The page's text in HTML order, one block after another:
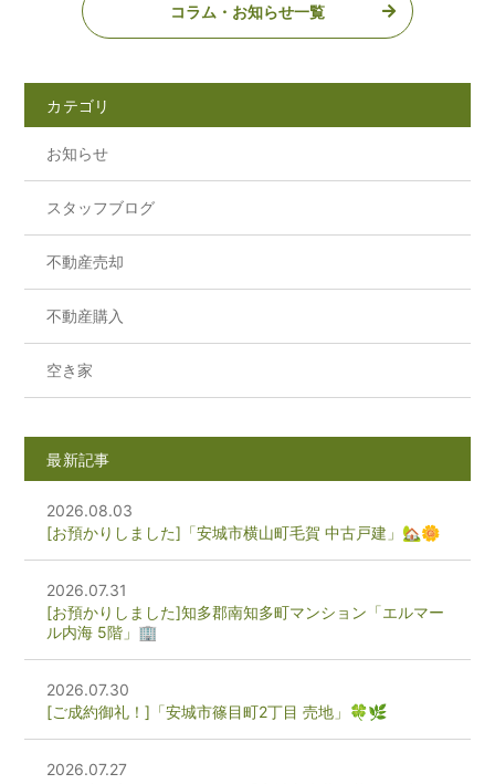
コラム・お知らせ一覧
カテゴリ
お知らせ
スタッフブログ
不動産売却
不動産購入
空き家
最新記事
2026.08.03
[お預かりしました]「安城市横山町毛賀 中古戸建」🏡🌼
2026.07.31
[お預かりしました]知多郡南知多町マンション「エルマー
ル内海 5階」🏢
2026.07.30
[ご成約御礼！]「安城市篠目町2丁目 売地」🍀🌿
2026.07.27